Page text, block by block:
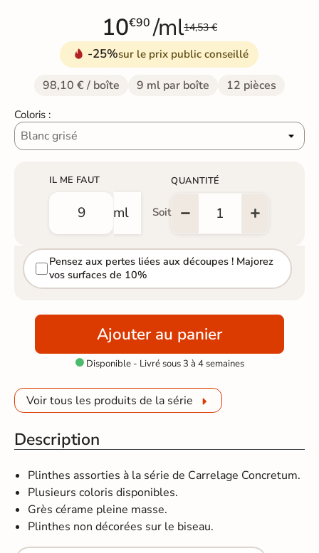
10€90 /ml14,53 €
-25%sur le prix public conseillé
98,10 € / boîte 9 ml par boîte 12 pièces
Coloris :
IL ME FAUT
ml Soit
QUANTITÉ
Pensez aux pertes liées aux découpes ! Majorez
vos surfaces de 10%
Ajouter au panier
Disponible - Livré sous 3 à 4 semaines
Voir tous les produits de la série
Description
Plinthes assorties à la série de Carrelage Concretum.
Plusieurs coloris disponibles.
Grès cérame pleine masse.
Plinthes non décorées sur le biseau.